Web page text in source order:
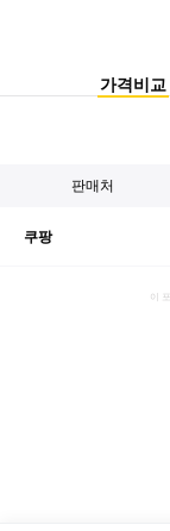
가격비교
판매처
쿠팡
이